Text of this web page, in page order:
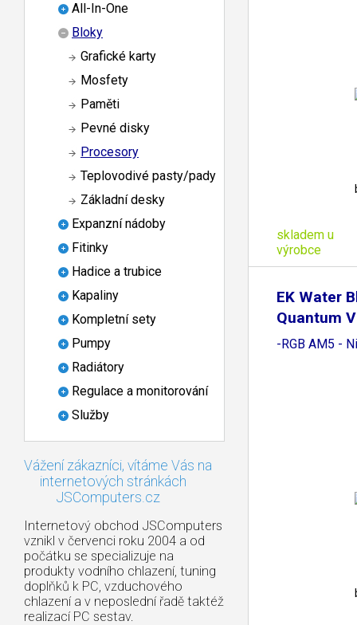
All-In-One
Bloky
Grafické karty
Mosfety
Paměti
Pevné disky
Procesory
Teplovodivé pasty/pady
Základní desky
Expanzní nádoby
Fitinky
Hadice a trubice
Kapaliny
Kompletní sety
Pumpy
Radiátory
Regulace a monitorování
Služby
Vážení zákazníci, vítáme Vás na
internetových stránkách
JSComputers.cz
Internetový obchod JSComputers
vznikl v červenci roku 2004 a od
počátku se specializuje na
produkty vodního chlazení, tuning
doplňků k PC, vzduchového
chlazení a v neposlední řadě taktéž
realizací PC sestav.
skladem u
výrobce
EK Water
Quantum
-RGB AM5 -